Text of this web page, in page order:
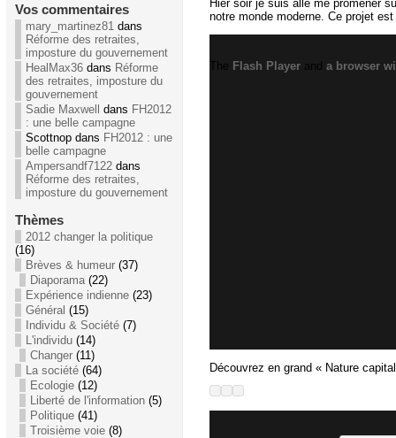
Vos commentaires
mary_martinez81dans
Réforme des retraites,
imposture du gouvernement
HealMax36dans Réforme
des retraites, imposture du
gouvernement
Sadie Maxwell
dans FH2012
: une belle campagne
Scottnop dans FH2012 : une
belle campagne
Ampersandf7122dans
Réforme des retraites,
imposture du gouvernement
Thèmes
2012 changer la politique
(16)
Brèves & humeur(37)
Diaporama(22)
Expérience indienne(23)
Général (15)
Individu & Société(7)
L'individu(14)
Changer(11)
La société(64)
Ecologie(12)
Liberté de l'information(5)
Politique(41)
Troisième voie(8)
Hier soir je suis allé me promener
notre monde moderne. Ce projet
The Flash Playerand a browser
Découvrez en grand « Nature